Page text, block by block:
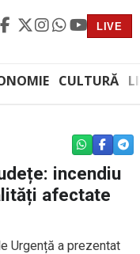
LIVE
CULTURĂ
WHATSAPP
incendiu
afectate
Urgență a prezentat